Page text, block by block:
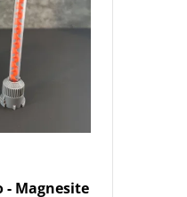
- Magnesite